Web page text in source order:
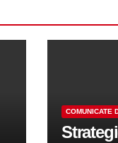
COMUNICATE